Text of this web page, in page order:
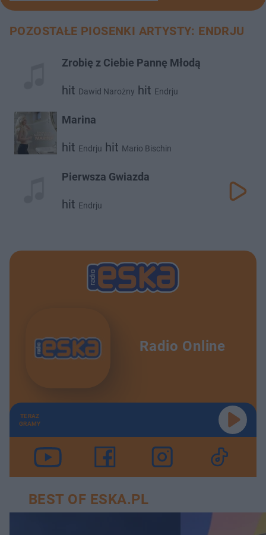
POZOSTAŁE PIOSENKI ARTYSTY: ENDRJU
Zrobię z Ciebie Pannę Młodą
hit Dawid Narożny hit Endrju
Marina
hit Endrju hit Mario Bischin
Pierwsza Gwiazda
hit Endrju
Radio Online
TERAZ
GRAMY
BEST OF ESKA.PL